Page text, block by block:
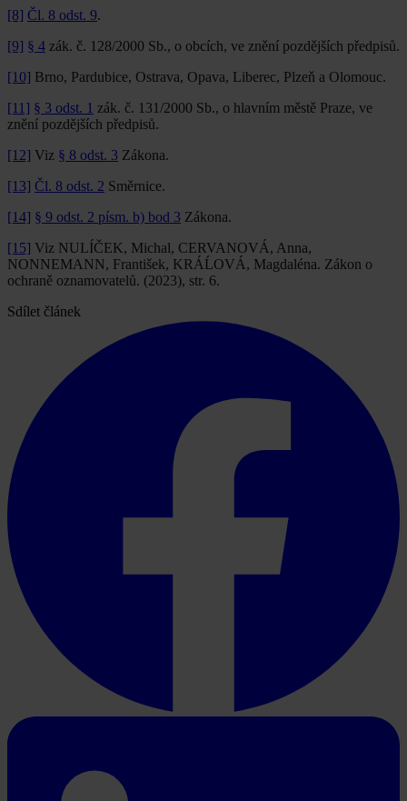
[8] Čl. 8 odst. 9.
[9] § 4 zák. č. 128/2000 Sb., o obcích, ve znění pozdějších předpisů.
[10] Brno, Pardubice, Ostrava, Opava, Liberec, Plzeň a Olomouc.
[11] § 3 odst. 1 zák. č. 131/2000 Sb., o hlavním městě Praze, ve
znění pozdějších předpisů.
[12] Viz § 8 odst. 3 Zákona.
[13] Čl. 8 odst. 2 Směrnice.
[14] § 9 odst. 2 písm. b) bod 3 Zákona.
[15] Viz NULÍČEK, Michal, CERVANOVÁ, Anna,
NONNEMANN, František, KRÁĹOVÁ, Magdaléna. Zákon o
ochraně oznamovatelů. (2023), str. 6.
Sdílet článek